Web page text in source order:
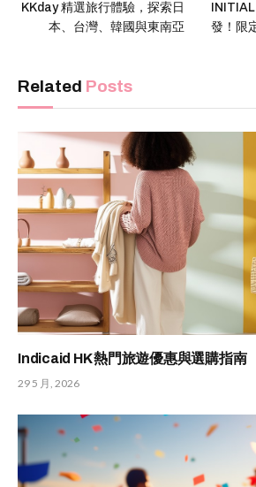
KKday 精選旅行體驗，探索日
本、台灣、韓國與東南亞
發！限
Related Posts
Indicaid HK 熱門旅遊優惠與選購指南
29 5 月, 2026